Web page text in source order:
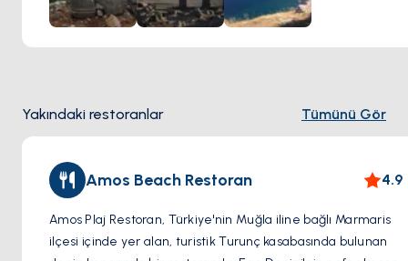
Peraia bölgesinin bir parçasıydı ve yazıtlar, Dorik diyalektin
kullanımını göstererek onu Rodos'la daha da bağlantılı hale
getirir.
Tiyatro: Yamaçlara oyulmuş, iyi korunmuş bir Helenistik
tiyatro, çevredeki manzarayı ve denizi seyretme imkanı
sunar.Şehir Surları: Amos'u bir zamanlar koruyan savunma
duvarlarının bir kısmı.Akropol: Kentin kale duvarlarının
mezarların bulunduğu bir alan.
İpuçları:
Yakındaki restoranlar Tümünü Gör
Amos Beach Restoran 4.9
Amos Plaj Restoran, Türkiye'nin Muğla iline bağlı Marmaris
ilçesi içinde yer alan, turistik Turunç kasabasında bulunan